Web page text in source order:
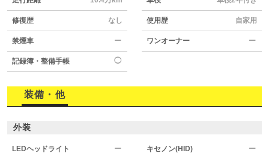
修復歴 なし 使用歴 自家用
禁煙車 ー ワンオーナー ー
記録簿・整備手帳 ◯
装備・他
外装
LEDヘッドライト ー キセノン(HID) ー